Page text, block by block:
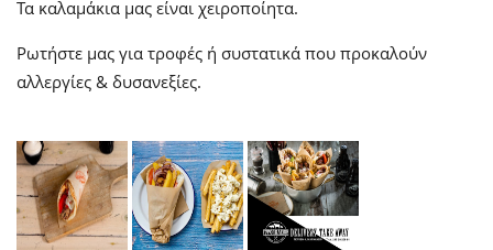
Τα καλαμάκια μας είναι χειροποίητα.
Ρωτήστε μας για τροφές ή συστατικά που προκαλούν
αλλεργίες & δυσανεξίες.